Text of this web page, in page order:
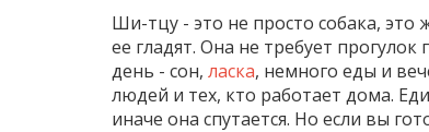
Ши-тцу - это не просто собака,
ее гладят. Она не требует
день - сон, ласка, немного еды и
людей и тех, кто работает дома.
иначе она спутается. Но если вы